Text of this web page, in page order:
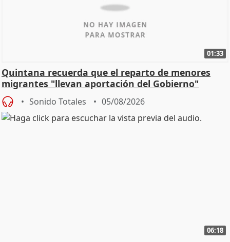
01:33
Quintana recuerda que el reparto de menores
migrantes "llevan aportación del Gobierno"
central
Sonido Totales 05/08/2026
06:18